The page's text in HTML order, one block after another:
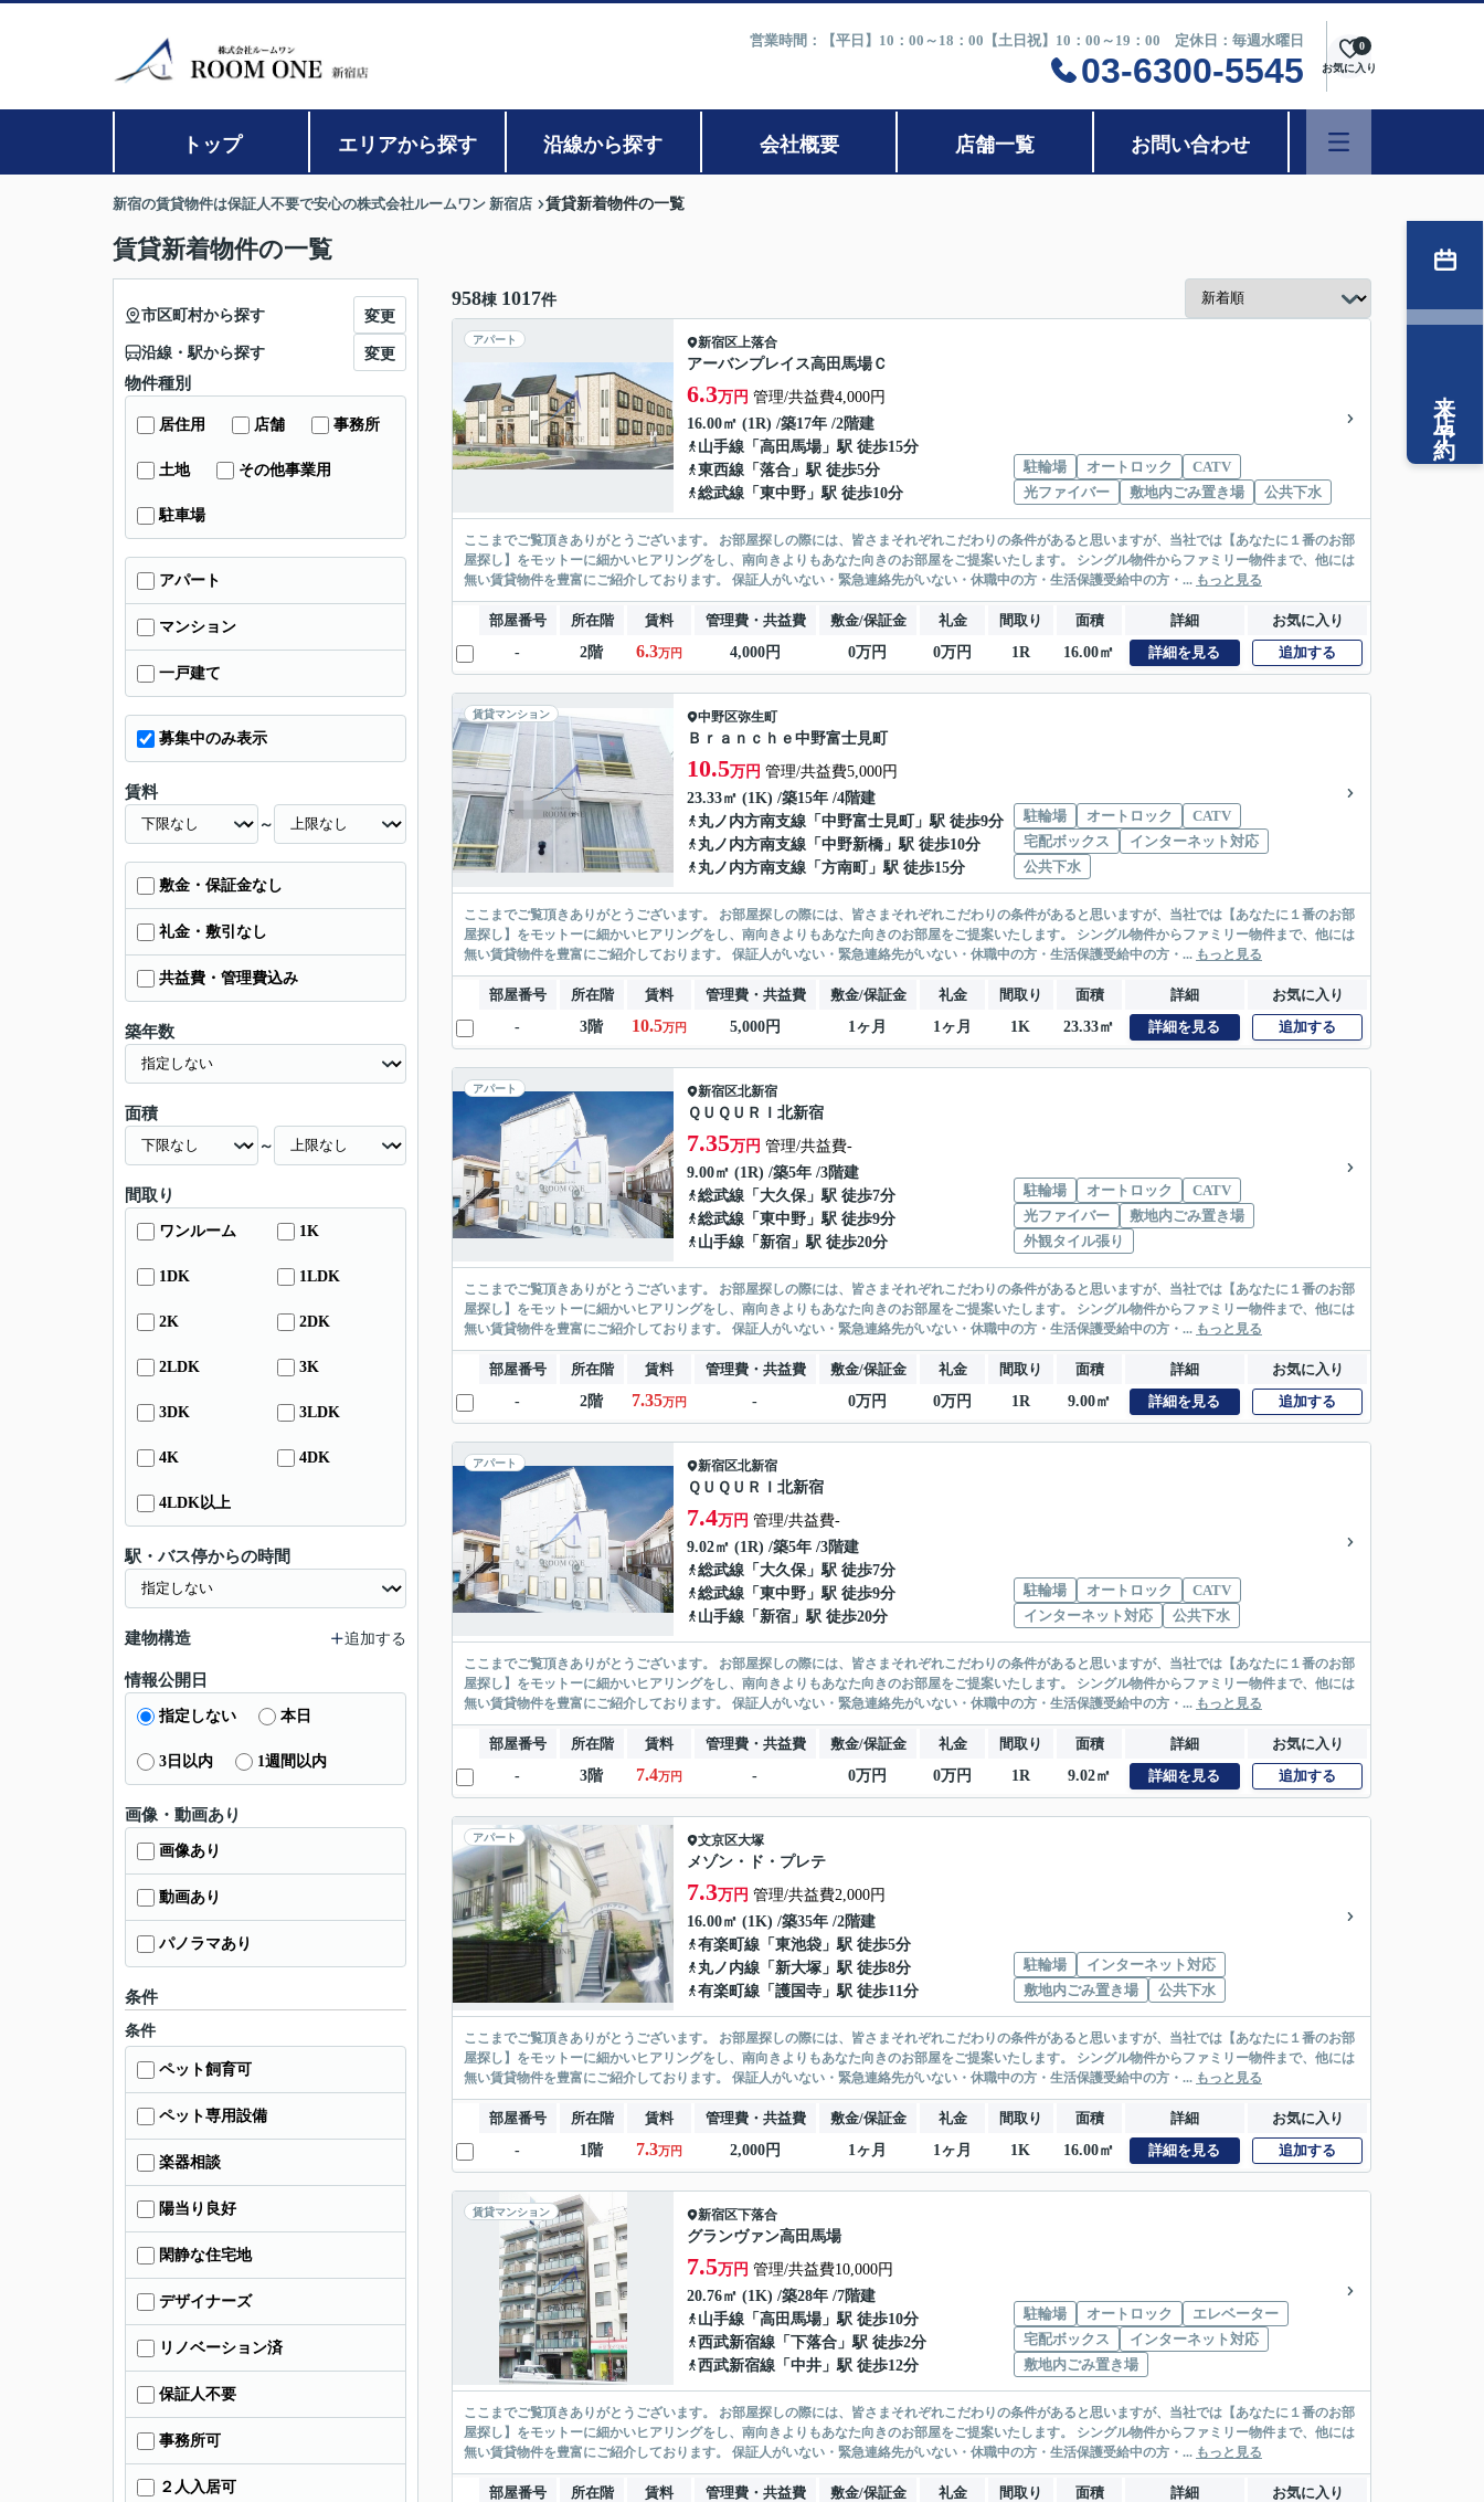
営業時間：【平日】10：00～18：00【土日祝】10：00～19：00 定休日：毎週水曜日
03-6300-5545 お気に入り
0
トップ エリアから探す 沿線から探す 会社概要 店舗一覧 お問い合わせ
新宿の賃貸物件は保証人不要で安心の株式会社ルームワン 新宿店 賃貸新着物件の一覧
賃貸新着物件の一覧
958棟 1017件
アパート 新宿区上落合
アーバンプレイス高田馬場Ｃ
6.3万円 管理/共益費4,000円
16.00㎡ (1R) /築17年 /2階建
山手線 「 高田馬場」駅 徒歩15分
東西線 「 落合 」駅 徒歩5分
総武線 「 東中野 」駅 徒歩10分
駐輪場 オートロック
CATV
光ファイバー
敷地内ごみ置き場 公共下水
ここまでご覧頂きありがとうございます。 お部屋探しの際には、皆さまそれぞれこだわりの条件があると思いますが、当社では【あなたに１番のお部
屋探し】をモットーに細かいヒアリングをし、南向きよりもあなた向きのお部屋をご提案いたします。 シングル物件からファミリー物件まで、他には
無い賃貸物件を豊富にご紹介しております。 保証人がいない・緊急連絡先がいない・休職中の方・生活保護受給中の方・... もっと見る
部屋番号 所在階 賃料 管理費・共益費 敷金/保証金 礼金 間取り 面積 詳細
お気に入り
-
2階 6.3万円 4,000円 0万円 0万円 1R 16.00㎡ 詳細を見る 追加する
賃貸マンション 中野区弥生町
Ｂｒａｎｃｈｅ中野富士見町
10.5万円 管理/共益費5,000円
23.33㎡ (1K) /築15年 /4階建
丸ノ内方南支線 「 中野富士見町
」駅 徒歩9分
丸ノ内方南支線 「 中野新橋 」駅 徒歩10分
丸ノ内方南支線 「 方南町 」駅 徒歩15分
駐輪場 オートロック
CATV
宅配ボックス
インターネット対応
公共下水
ここまでご覧頂きありがとうございます。 お部屋探しの際には、皆さまそれぞれこだわりの条件があると思いますが、当社では【あなたに１番のお部
屋探し】をモットーに細かいヒアリングをし、南向きよりもあなた向きのお部屋をご提案いたします。 シングル物件からファミリー物件まで、他には
無い賃貸物件を豊富にご紹介しております。 保証人がいない・緊急連絡先がいない・休職中の方・生活保護受給中の方・... もっと見る
部屋番号 所在階 賃料 管理費・共益費 敷金/保証金 礼金 間取り 面積 詳細
お気に入り
-
3階 10.5万円 5,000円 1ヶ月 1ヶ月 1K 23.33㎡ 詳細を見る 追加する
アパート 新宿区北新宿
ＱＵＱＵＲＩ北新宿
7.35万円 管理/共益費-
9.00㎡ (1R) /築5年 /3階建
総武線 「 大久保」駅 徒歩7分
総武線 「 東中野 」駅 徒歩9分
山手線 「 新宿 」駅 徒歩20分
駐輪場 オートロック
CATV
光ファイバー
敷地内ごみ置き場
外観タイル張り
ここまでご覧頂きありがとうございます。 お部屋探しの際には、皆さまそれぞれこだわりの条件があると思いますが、当社では【あなたに１番のお部
屋探し】をモットーに細かいヒアリングをし、南向きよりもあなた向きのお部屋をご提案いたします。 シングル物件からファミリー物件まで、他には
無い賃貸物件を豊富にご紹介しております。 保証人がいない・緊急連絡先がいない・休職中の方・生活保護受給中の方・... もっと見る
部屋番号 所在階 賃料 管理費・共益費 敷金/保証金 礼金 間取り 面積 詳細
お気に入り
-
2階 7.35万円 - 0万円 0万円 1R 9.00㎡ 詳細を見る 追加する
アパート 新宿区北新宿
ＱＵＱＵＲＩ北新宿
7.4万円 管理/共益費-
9.02㎡ (1R) /築5年 /3階建
総武線 「 大久保」駅 徒歩7分
総武線 「 東中野 」駅 徒歩9分
山手線 「 新宿 」駅 徒歩20分
駐輪場 オートロック
CATV
インターネット対応
公共下水
ここまでご覧頂きありがとうございます。 お部屋探しの際には、皆さまそれぞれこだわりの条件があると思いますが、当社では【あなたに１番のお部
屋探し】をモットーに細かいヒアリングをし、南向きよりもあなた向きのお部屋をご提案いたします。 シングル物件からファミリー物件まで、他には
無い賃貸物件を豊富にご紹介しております。 保証人がいない・緊急連絡先がいない・休職中の方・生活保護受給中の方・... もっと見る
部屋番号 所在階 賃料 管理費・共益費 敷金/保証金 礼金 間取り 面積 詳細
お気に入り
-
3階 7.4万円 - 0万円 0万円 1R 9.02㎡ 詳細を見る 追加する
アパート 文京区大塚
メゾン・ド・プレテ
7.3万円 管理/共益費2,000円
16.00㎡ (1K) /築35年 /2階建
有楽町線 「 東池袋 」駅 徒歩5分
丸ノ内線 「 新大塚 」駅 徒歩8分
有楽町線 「 護国寺 」駅 徒歩11分
駐輪場
インターネット対応
敷地内ごみ置き場
公共下水
ここまでご覧頂きありがとうございます。 お部屋探しの際には、皆さまそれぞれこだわりの条件があると思いますが、当社では【あなたに１番のお部
屋探し】をモットーに細かいヒアリングをし、南向きよりもあなた向きのお部屋をご提案いたします。 シングル物件からファミリー物件まで、他には
無い賃貸物件を豊富にご紹介しております。 保証人がいない・緊急連絡先がいない・休職中の方・生活保護受給中の方・... もっと見る
部屋番号 所在階 賃料 管理費・共益費 敷金/保証金 礼金 間取り 面積 詳細
お気に入り
-
1階 7.3万円 2,000円 1ヶ月 1ヶ月 1K 16.00㎡ 詳細を見る 追加する
賃貸マンション 新宿区下落合
グランヴァン高田馬場
7.5万円 管理/共益費10,000円
20.76㎡ (1K) /築28年 /7階建
山手線 「 高田馬場」駅 徒歩10分
西武新宿線 「 下落合 」駅 徒歩2分
西武新宿線 「 中井 」駅 徒歩12分
駐輪場 オートロック
エレベーター
宅配ボックス
インターネット対応
敷地内ごみ置き場
ここまでご覧頂きありがとうございます。 お部屋探しの際には、皆さまそれぞれこだわりの条件があると思いますが、当社では【あなたに１番のお部
屋探し】をモットーに細かいヒアリングをし、南向きよりもあなた向きのお部屋をご提案いたします。 シングル物件からファミリー物件まで、他には
無い賃貸物件を豊富にご紹介しております。 保証人がいない・緊急連絡先がいない・休職中の方・生活保護受給中の方・... もっと見る
部屋番号 所在階 賃料 管理費・共益費 敷金/保証金 礼金 間取り 面積 詳細
お気に入り
市区町村から探す 変更
沿線・駅から探す 変更
物件種別
居住用 店舗 事務所
土地 その他事業用
駐車場
アパート
マンション
一戸建て
募集中のみ表示
賃料
～
敷金・保証金なし
礼金・敷引なし
共益費・管理費込み
築年数
面積
～
間取り
ワンルーム 1K
1DK 1LDK
2K 2DK
2LDK 3K
3DK 3LDK
4K 4DK
4LDK以上
駅・バス停からの時間
建物構造 追加する
情報公開日
指定しない 本日
3日以内 1週間以内
画像・動画あり
画像あり
動画あり
パノラマあり
条件
条件
ペット飼育可
ペット専用設備
楽器相談
陽当り良好
閑静な住宅地
デザイナーズ
リノベーション済
保証人不要
事務所可
２人入居可
来店予約